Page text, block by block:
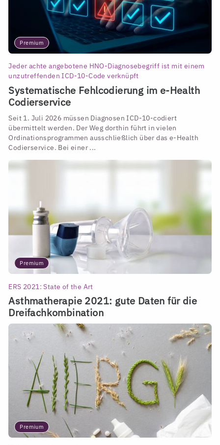
Premium
Jeder achte angebotene HNO-Diagnosebegriff ist mit einem
unzutreffenden ICD-10-Code verknüpft
Systematische Fehlcodierung im e-Health
Codierservice
Seit 1. Juli 2026 müssen Diagnosen ICD-10-codiert
übermittelt werden. Der Weg dorthin führt in vielen
Ordinationsprogrammen ausschließlich über das e-Health
Codierservice. Bei einer ...
Premium
ERS 2021: State of the Art
Asthmatherapie 2021: gute Daten für die
Dreifachkombination
Premium